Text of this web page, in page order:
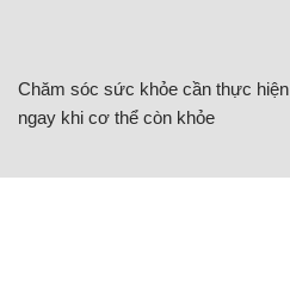
Chăm sóc sức khỏe cần thực hiện
ngay khi cơ thể còn khỏe